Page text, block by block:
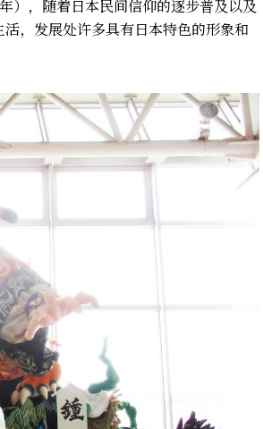
），随着日本民间信仰的逐步普及以及
，发展处许多具有日本特色的形象和